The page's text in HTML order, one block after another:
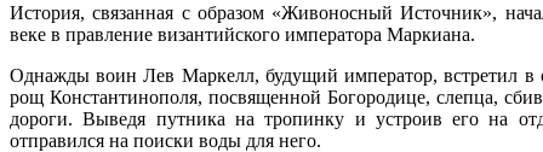
История, связанная с образом «Живоносный Источник»,
веке в правление византийского императора Маркиана.
Однажды воин Лев Маркелл, будущий император, встретил в
рощ Константинополя, посвященной Богородице, слепца,
дороги. Выведя путника на тропинку и устроив его на
отправился на поиски воды для него.